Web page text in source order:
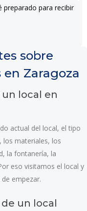
preparado para recibir
sobre
Zaragoza
local en
actual del local, el tipo
los materiales, los
la fontanería, la
eso visitamos el local y
empezar.
un local